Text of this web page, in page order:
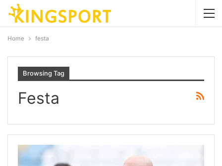
Home festa
Browsing Tag
Festa